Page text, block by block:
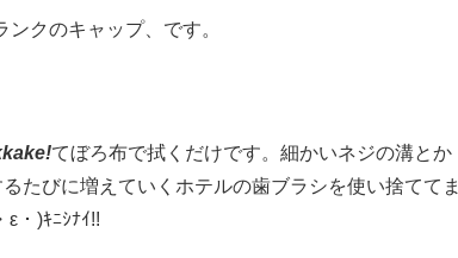
クのキャップ、です。
てぼろ布で拭くだけです。細かいネジの溝とか
たびに増えていくホテルの歯ブラシを使い捨ててま
・)ｷﾆｼﾅｲ!!